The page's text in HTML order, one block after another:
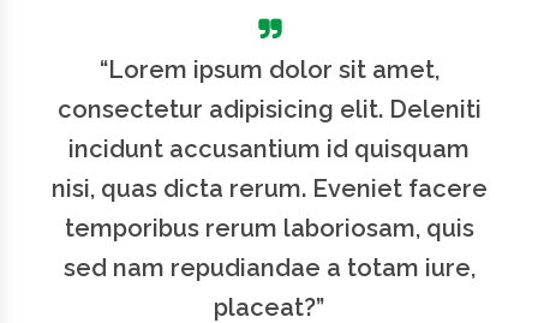
“Lorem ipsum dolor sit amet,
consectetur adipisicing elit. Deleniti
incidunt accusantium id quisquam
nisi, quas dicta rerum. Eveniet facere
temporibus rerum laboriosam, quis
sed nam repudiandae a totam iure,
placeat?”